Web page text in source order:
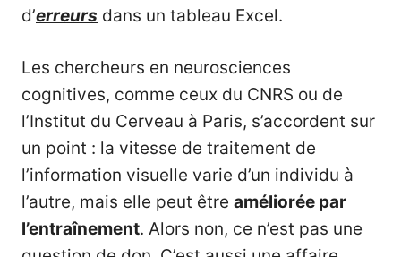
d’erreurs dans un tableau Excel.
Les chercheurs en neurosciences
cognitives, comme ceux du CNRS ou de
l’Institut du Cerveau à Paris, s’accordent sur
un point : la vitesse de traitement de
l’information visuelle varie d’un individu à
l’autre, mais elle peut être améliorée par
l’entraînement. Alors non, ce n’est pas une